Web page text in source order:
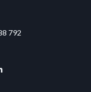
792
f
linkedin-in